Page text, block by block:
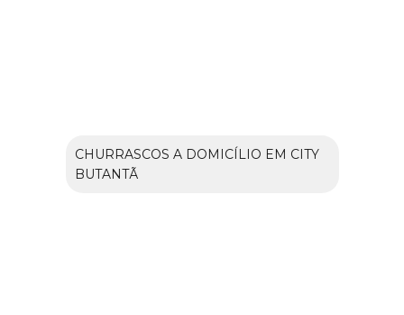
CHURRASCOS A DOMICÍLIO EM CITY
BUTANTÃ